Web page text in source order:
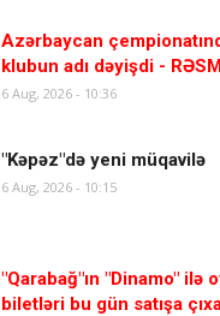
Azərbaycan
klubun adı dəyişdi -
6 Aug, 2026 - 10:36
"Kəpəz"də yeni müqavilə
6 Aug, 2026 - 10:15
"Qarabağ"ın "Dinamo" ilə
biletləri bu gün satışa